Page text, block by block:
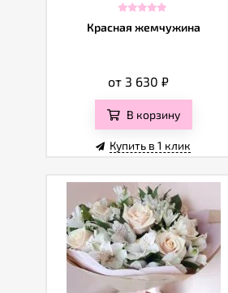
Красная жемчужина
от 3 630 ₽
В корзину
Купить в 1 клик